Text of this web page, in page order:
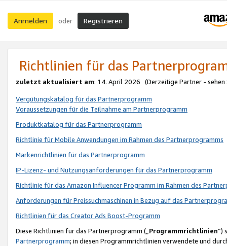
Anmelden oder Registrieren
Richtlinien für das
zuletzt aktualisiert am: 14. April 2026 (Derzeitige Partner - sehen
Vergütungskatalog für das Partnerprogramm
Voraussetzungen für die Teilnahme am Partnerprogramm
Produktkatalog für das Partnerprogramm
Richtlinie für Mobile Anwendungen im Rahmen des Partnerprogramms
Markenrichtlinien für das Partnerprogramm
IP-Lizenz- und Nutzungsanforderungen für das Partnerprogramm
Richtlinie für das Amazon Influencer Programm im Rahmen des
Anforderungen für Preissuchmaschinen in Bezug auf das
Richtlinien für das Creator Ads Boost-Programm
Diese Richtlinien für das Partnerprogramm („Programmrichtlinien“)
Partnerprogramm; in diesen Programmrichtlinien verwendete und